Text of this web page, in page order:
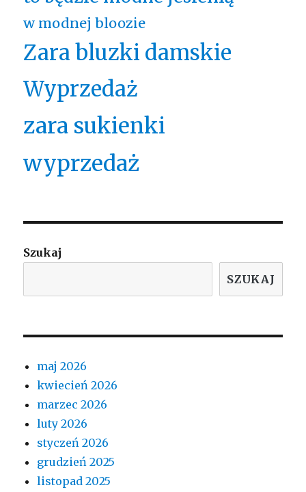
w modnej bloozie
Zara bluzki damskie
Wyprzedaż
zara sukienki
wyprzedaż
Szukaj
SZUKAJ
maj 2026
kwiecień 2026
marzec 2026
luty 2026
styczeń 2026
grudzień 2025
listopad 2025